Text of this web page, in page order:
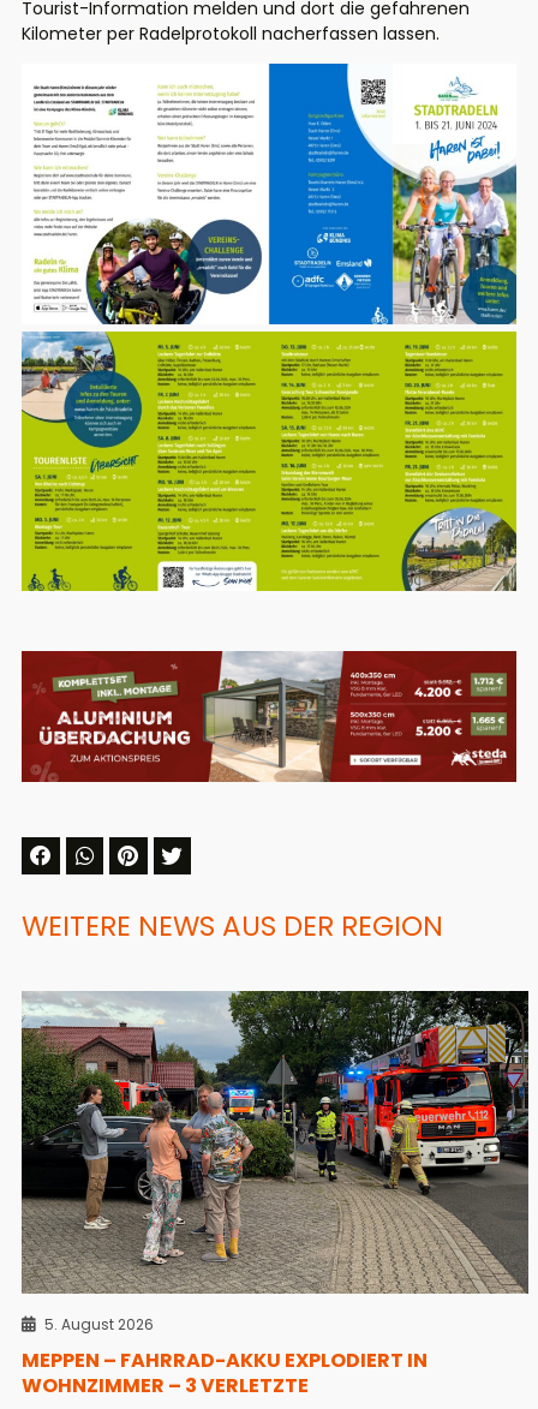
Tourist-Information melden und dort die gefahrenen
Kilometer per Radelprotokoll nacherfassen lassen.
WEITERE NEWS AUS DER REGION
5. August 2026
MEPPEN – FAHRRAD-AKKU EXPLODIERT IN
WOHNZIMMER – 3 VERLETZTE